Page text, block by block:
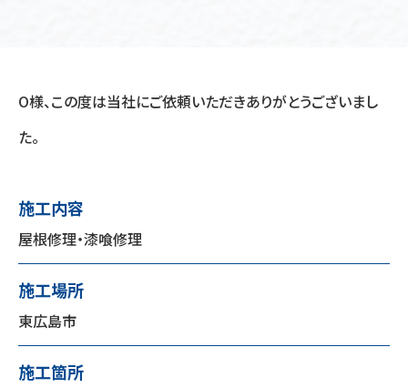
O様、この度は当社にご依頼いただきありがとうございまし
た。
施工内容
屋根修理・漆喰修理
施工場所
東広島市
施工箇所